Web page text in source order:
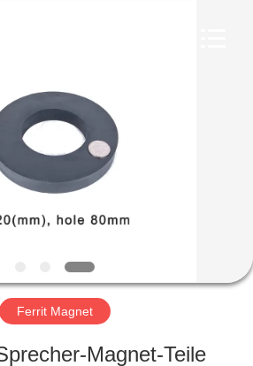
Ferrit Magnet
Magnet-Teile